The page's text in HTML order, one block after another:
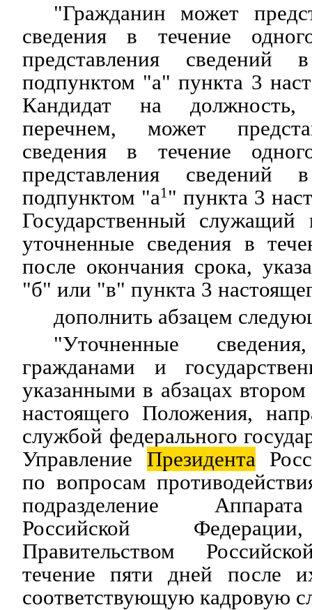
"Гражданин может
сведения в течение
представления сведений
подпунктом "а" пункта 3
Кандидат на должность,
перечнем, может
сведения в течение
представления сведений
подпунктом "а1 " пункта 3
Государственный служащий
уточненные сведения в
после окончания срока,
"б" или "в" пункта 3
дополнить абзацем
"Уточненные
гражданами и
указанными в абзацах
настоящего Положения,
службой федерального
Управление Президента
по вопросам
подразделение
Российской
Правительством
течение пяти дней после
соответствующую кадровую